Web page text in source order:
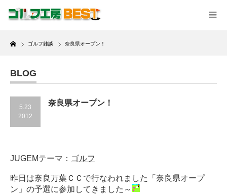
Home
ゴルフ雑談 奈良県オープン！
BLOG
5.23
2012
奈良県オープン！
JUGEMテーマ： ゴルフ
昨日は奈良万葉ＣＣで行なわれました「奈良県オープ
ン」の予選に参加してきました～